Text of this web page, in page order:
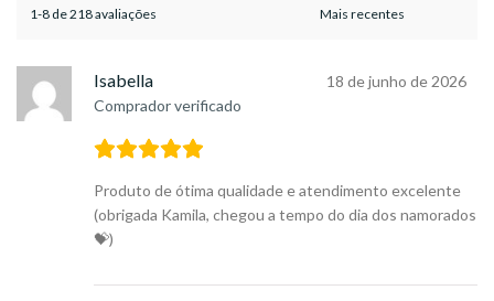
1-8 de 218 avaliações
Isabella
Comprador verificado
18 de junho de 2026
Produto de ótima qualidade e atendimento excelente
(obrigada Kamila, chegou a tempo do dia dos namorados
💝)